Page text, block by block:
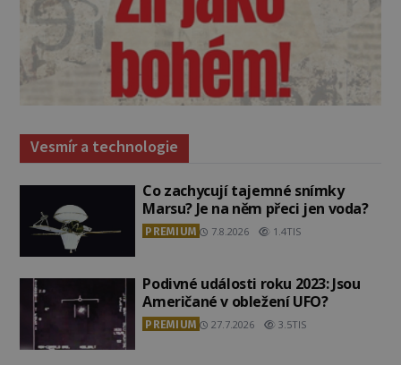
Vesmír a technologie
Co zachycují tajemné snímky
Marsu? Je na něm přeci jen voda?
PREMIUM 7.8.2026 1.4TIS
Podivné události roku 2023: Jsou
Američané v obležení UFO?
PREMIUM 27.7.2026 3.5TIS